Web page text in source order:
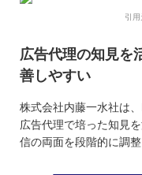
引
広告代理の知見を
善しやすい
株式会社内藤一水社は
広告代理で培った知見
信の両面を段階的に調